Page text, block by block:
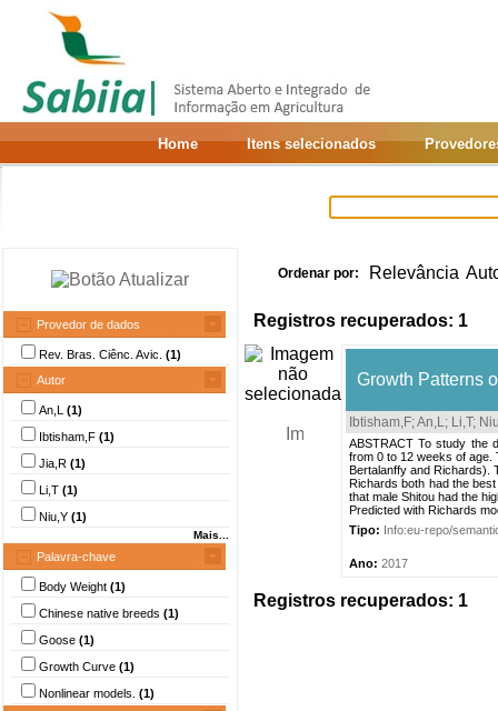
Home Itens selecionados
Provedor de dados
Rev. Bras. Ciênc. Avic. (1)
Autor
An,L (1)
Ibtisham,F (1)
Jia,R (1)
Li,T (1)
Niu,Y (1)
Mais...
Palavra-chave
Body Weight (1)
Chinese native breeds (1)
Goose (1)
Growth Curve (1)
Nonlinear models. (1)
Ordenar por: Relevância
Registros recuperados: 1
Growth Patterns
Ibtisham,F;An,L; Li,T;
ABSTRACT To study the
from 0 to 12 weeks of age.
Bertalanffy and Richards).
Richards both had the
that male Shitou had the
Predicted with Richards
Tipo: Info:eu-repo/
Ano: 2017
Registros recuperados: 1